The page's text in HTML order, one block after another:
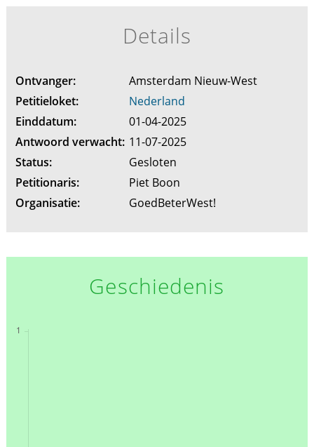
Details
Ontvanger:
Amsterdam Nieuw-West
Petitieloket:
Nederland
Einddatum:
01-04-2025
Antwoord verwacht: 11-07-2025
Status:
Gesloten
Petitionaris:
Piet Boon
Organisatie:
GoedBeterWest!
Geschiedenis